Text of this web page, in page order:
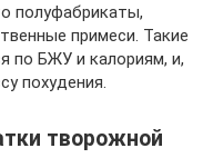
полуфабрикаты,
примеси. Такие
по БЖУ и калориям, и,
похудения.
творожной